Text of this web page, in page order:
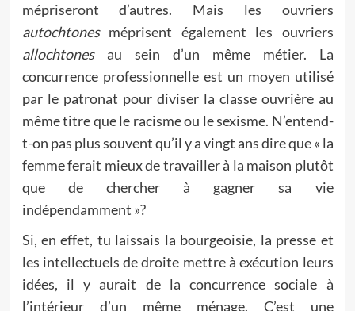
mépriseront d’autres. Mais les ouvriers
autochtonesméprisent également les ouvriers
allochtonesau sein d’un même métier. La
concurrence professionnelle est un moyen utilisé
par le patronat pour diviser la classe ouvrière au
même titre que le racisme ou le sexisme. N’entend-
t-on pas plus souvent qu’il y a vingt ans dire que « la
femme ferait mieux de travailler à la maison plutôt
que de chercher à gagner sa vie
indépendamment »?
Si, en effet, tu laissais la bourgeoisie, la presse et
les intellectuels de droite mettre à exécution leurs
idées, il y aurait de la concurrence sociale à
l’intérieur d’un même ménage. C’est une